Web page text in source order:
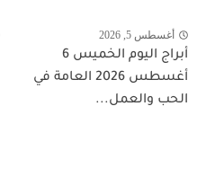
أغسطس 5, 2026
أبراج اليوم الخميس 6
أغسطس 2026 العامة في
الحب والعمل...